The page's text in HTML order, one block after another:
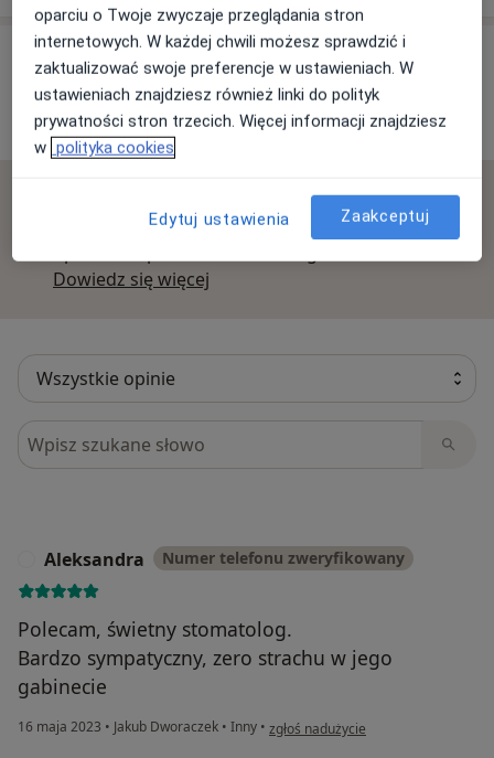
Opinie o specjalistach (3)
3 opinie
Sprawdzamy wszystkie opinie. Moderujemy je
zgodnie z naszymi zasadami, dowiedz się więcej o
Dowiedz się więcej
Szukaj w opiniach
Aleksandra Numer telefonu zweryfikowany
Polecam, świetny stomatolog.
Bardzo sympatyczny, zero strachu w jego
gabinecie
16 maja 2023 • Jakub Dworaczek • Inny • w opinii użytkownika Aleksandra
zgłoś nadużycie
oparciu o Twoje zwyczaje przeglądania stron
internetowych. W każdej chwili możesz sprawdzić i
zaktualizować swoje preferencje w ustawieniach. W
ustawieniach znajdziesz również linki do polityk
prywatności stron trzecich. Więcej informacji znajdziesz
w polityka cookies
Edytuj ustawienia Zaakceptuj